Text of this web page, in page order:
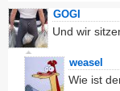
GOGI
Und wir
weasel
Wie ist